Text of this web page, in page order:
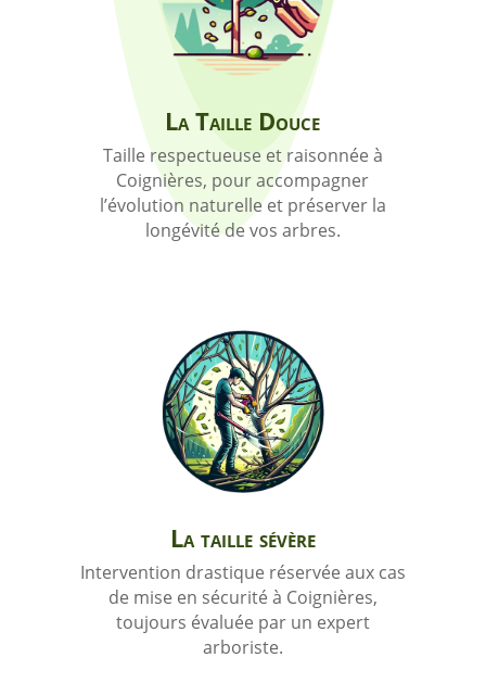
La Taille Douce
Taille respectueuse et raisonnée à
Coignières, pour accompagner
l’évolution naturelle et préserver la
longévité de vos arbres.
La taille sévère
Intervention drastique réservée aux cas
de mise en sécurité à Coignières,
toujours évaluée par un expert
arboriste.